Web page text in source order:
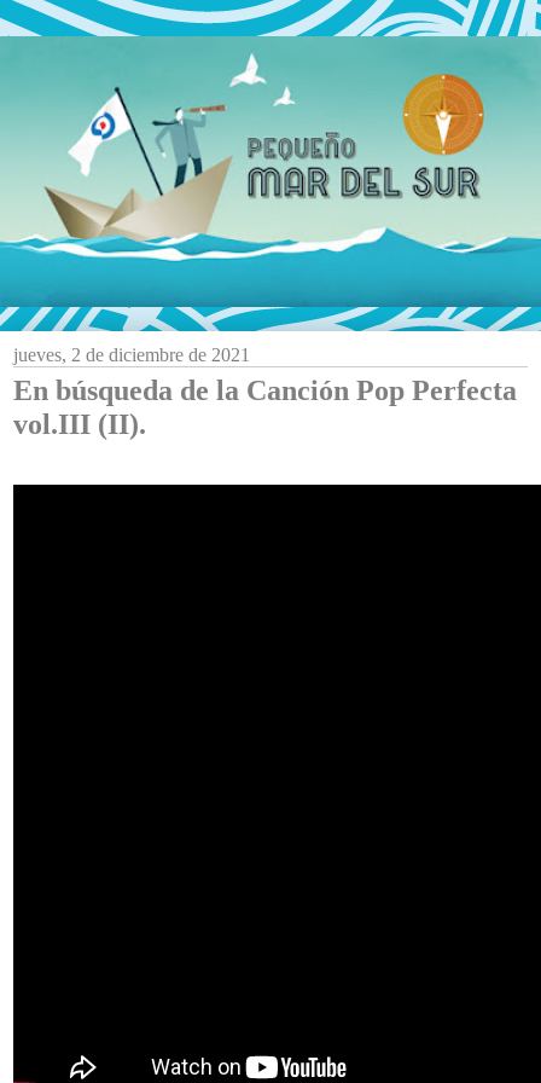
jueves, 2 de diciembre de 2021
En búsqueda de la Canción Pop Perfecta
vol.III (II).